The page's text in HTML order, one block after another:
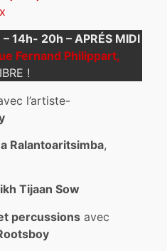
– 14h- 20h – APRÉS MIDI
Fernand Philippart,
!
l’artiste-
Ralantoaritsimba,
Tijaan Sow
percussions avec